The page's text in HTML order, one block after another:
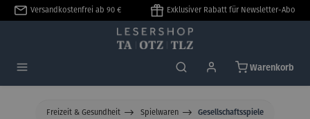
springen
Versandkostenfrei ab 90 € Exklusiver Rabatt für Newsletter-Abo
Warenkorb
Freizeit & Gesundheit Spielwaren Gesellschaftsspiele